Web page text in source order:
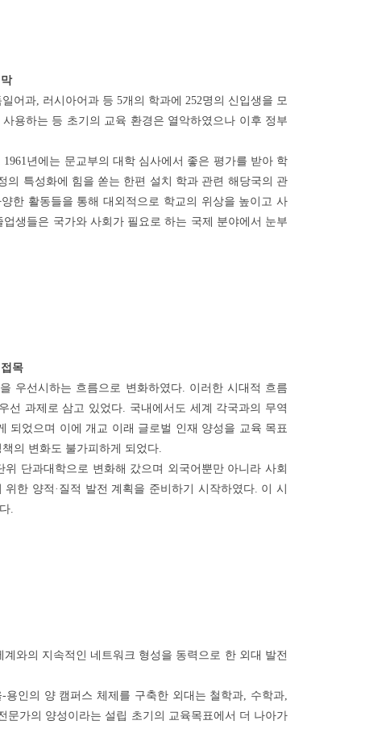
어과, 러시아어과 등 5개의 학과에 252명의 신입생을 모
용하는 등 초기의 교육 환경은 열악하였으나 이후 정부
년에는 문교부의 대학 심사에서 좋은 평가를 받아 학
특성화에 힘을 쏟는 한편 설치 학과 관련 해당국의 관
한 활동들을 통해 대외적으로 학교의 위상을 높이고 사
생들은 국가와 사회가 필요로 하는 국제 분야에서 눈부
목
우선시하는 흐름으로 변화하였다. 이러한 시대적 흐름
과제로 삼고 있었다. 국내에서도 세계 각국과의 무역
되었으며 이에 개교 이래 글로벌 인재 양성을 교육 목표
의 변화도 불가피하게 되었다.
단과대학으로 변화해 갔으며 외국어뿐만 아니라 사회
한 양적·질적 발전 계획을 준비하기 시작하였다. 이 시
.
와의 지속적인 네트워크 형성을 동력으로 한 외대 발전
인의 양 캠퍼스 체제를 구축한 외대는 철학과, 수학과,
가의 양성이라는 설립 초기의 교육목표에서 더 나아가